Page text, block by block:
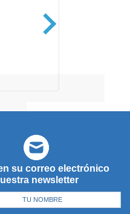
su correo electrónico
newsletter